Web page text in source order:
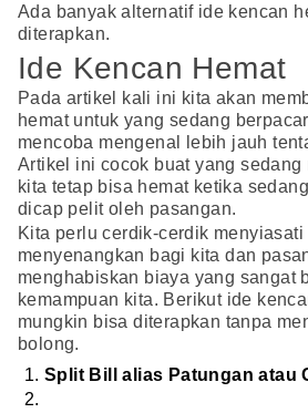
Ada banyak alternatif ide kencan
diterapkan.
Ide Kencan Hemat
Pada artikel kali ini kita akan
hemat untuk yang sedang
mencoba mengenal lebih jauh
Artikel ini cocok buat yang sedang
kita tetap bisa hemat ketika
dicap pelit oleh pasangan.
Kita perlu cerdik-cerdik
menyenangkan bagi kita dan
menghabiskan biaya yang sangat
kemampuan kita. Berikut ide
mungkin bisa diterapkan tanpa
bolong.
Split Bill alias Patungan atau